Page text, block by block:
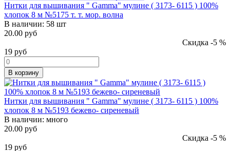
Нитки для вышивания " Gamma" мулине ( 3173- 6115 ) 100%
хлопок 8 м №5175 т. т. мор. волна
В наличии: 58 шт
20.00 руб
Скидка -5 %
19 руб
В корзину
Нитки для вышивания " Gamma" мулине ( 3173- 6115 ) 100%
хлопок 8 м №5193 бежево- сиреневый
В наличии: много
20.00 руб
Скидка -5 %
19 руб